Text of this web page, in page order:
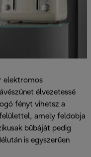
elektromos
élvezetessé
fényt vihetsz a
amely feldobja
bűbáját pedig
is egyszerűen